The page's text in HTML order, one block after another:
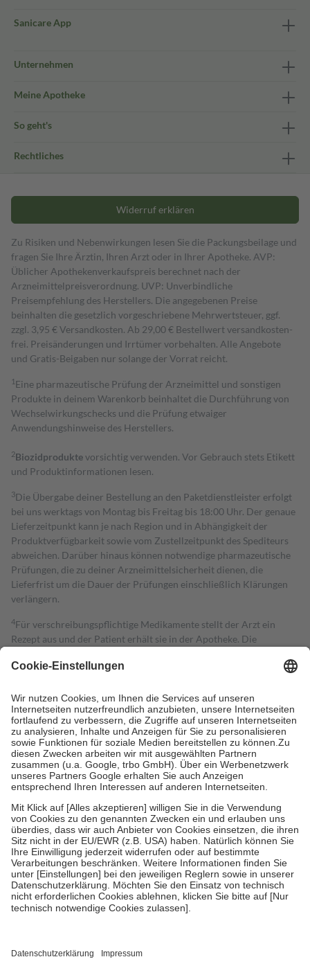
Sanicare App
Unternehmen
Meine Apotheke
So geht's
Rechtliches
Widerruf erklären
Zu Risiken und Nebenwirkungen lesen Sie die Packungsbeilage und
fragen Sie Ihre Ärztin, Ihren Arzt oder in Ihrer Apotheke. AVP:
Üblicher Apothekenverkaufspreis berechnet nach der
Arzneimittelpreisverordnung. UVP: Unverbindliche
Preisempfehlung des Herstellers. Die angegebenen Preise
beinhalten die gesetzlich vorgeschriebene Mehrwertsteuer, ggf.
zzgl. 3,95 € Versandkosten. Ab 29,00 € Bestell­wert versand­kosten­
frei. Preisänderungen und Irrtümer vorbehalten. Alle Angebote
und Gratis-Beigaben nur solange der Vorrat reicht.
1 Eine pharmazeutische Prüfung der Arzneimittel und sonstigen
Produkte in deinem Warenkorb beinhaltet die Durchführung von
Wechselwirkungschecks und die Prüfung etwaiger
Anwendungshinweise des Herstellers.
2Biozidproduktevorsichtig verwenden. Vor Gebrauch stets Etikett
und Produktinformationen lesen.
3Die Übergabe deiner Bestellung an den Paketdienstleister erfolgt
bei uns werktags von Montag bis Freitag bis 18:00 Uhr. Der genaue
Lieferzeitpunkt kann je nach Region und in Abhängigkeit der
Produktverfügbarkeit sowie vom Zustellzeitpunkt des Spediteurs
abweichen. Darüber hinaus können notwendige pharmazeutische
Prüfungen, die zu deiner Arzneimittelsicherheit dienen, die
Lieferfrist um die Dauer der Prüfungen einschließlich Klärungen
verlängern.
4Für verschreibungspflichtige Medikamente stellt der Arzt ein
Rezept aus und der Patient erhält sie in der Apotheke. Die
Kosten dafür, der Versicherte trägt einen Teil davon als Zuzahlung
Grundsätzlich leisten Mitglieder Zuzahlungen in Höhe von zehn
Prozent des Abgabepreises,mindestensjedochfünf Euround
höchstens zehn Euro.Es sind jedoch nie mehr als die tatsächlichen
Kosten der Leistung zu entrichten.
Diese Regeln gelten grundsätzlich auch für Online-Apotheken.
Bei Heilmitteln und häuslicher Krankenpflege beträgt die
Zuzahlung zehn Prozent der Kosten sowie zehn Euro je
Um das Engagement der Versicherten für ihre eigene Gesundheit zu
stärken und die besondere Stellung der Familie zu unterstützen,
fallenkeine Zuzahlungen an bei:
• Kindern und Jugendlichen bis zum vollendeten 18. Lebensjahr
mit Ausnahme der Fahrkosten
• Untersuchungen zur Vorsorge und Früherkennung, die von der
GKV getragen werden
• empfohlenen Schutzimpfungen
Wir nutzen Trusted Shops als unabhängigen Dienstleister für die